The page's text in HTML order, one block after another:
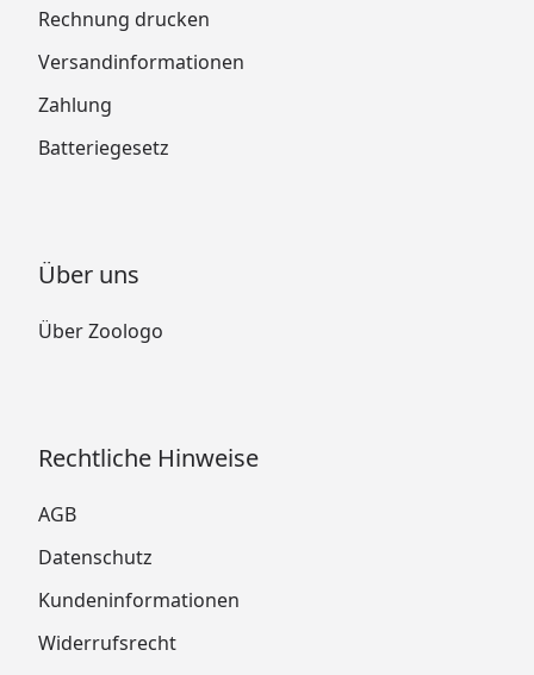
Rechnung drucken
Versandinformationen
Zahlung
Batteriegesetz
Über uns
Über Zoologo
Rechtliche Hinweise
AGB
Datenschutz
Kundeninformationen
Widerrufsrecht